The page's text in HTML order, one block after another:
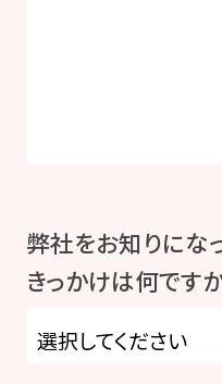
弊社をお知りにな
きっかけは何です